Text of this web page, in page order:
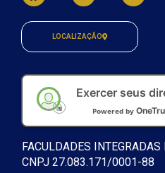
LOCALIZAÇÃO
Exercer seus
Powered by
FACULDADES
CNPJ 27.083.171/0001-88